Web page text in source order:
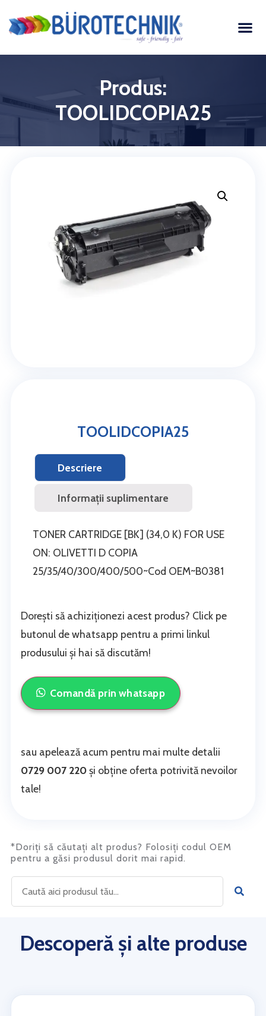
Produs:
TOOLIDCOPIA25
TOOLIDCOPIA25
Descriere
Informații suplimentare
TONER CARTRIDGE [BK] (34,0 K) FOR USE
ON: OLIVETTI D COPIA
25/35/40/300/400/500~Cod OEM~B0381
Dorești să achiziționezi acest produs? Click pe
butonul de whatsapp pentru a primi linkul
produsului și hai să discutăm!
Comandă prin whatsapp
sau apelează acum pentru mai multe detalii
0729 007 220și obține oferta potrivită nevoilor
tale!
*Doriți să căutați alt produs? Folosiți codul OEM
pentru a găsi produsul dorit mai rapid.
Descoperă și alte produse